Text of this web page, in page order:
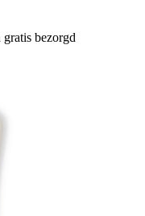
bezorgd